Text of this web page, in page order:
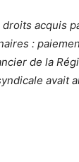
acquis
:
de la
avait